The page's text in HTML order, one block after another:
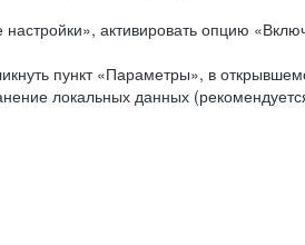
активировать опцию
пункт «Параметры», в
локальных данных